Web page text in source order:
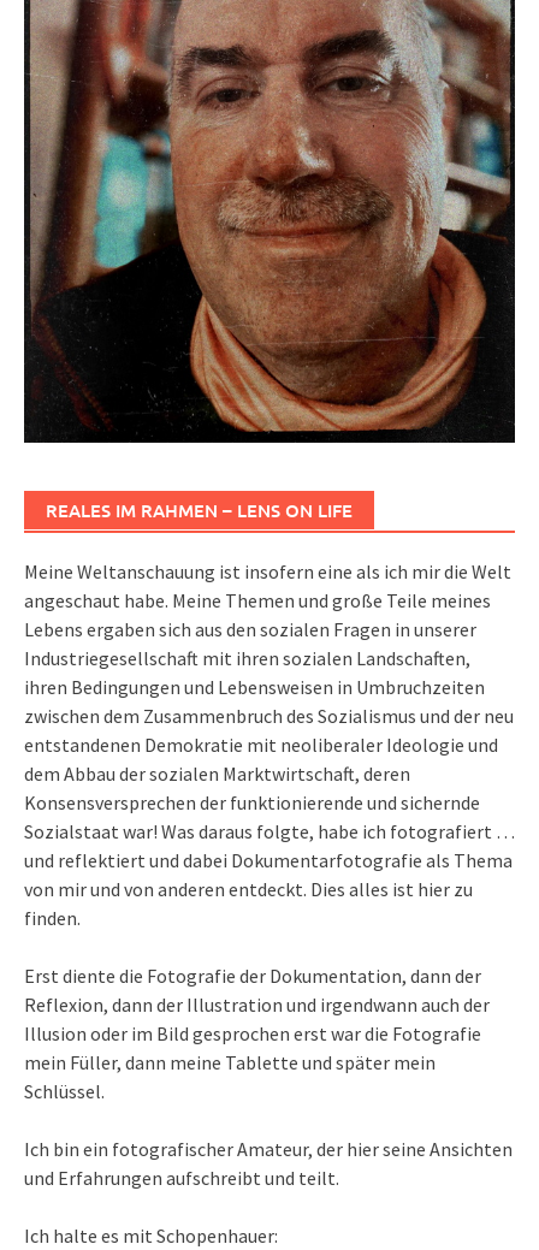
REALES IM RAHMEN – LENS ON LIFE
Meine Weltanschauung ist insofern eine als ich mir die Welt
angeschaut habe. Meine Themen und große Teile meines
Lebens ergaben sich aus den sozialen Fragen in unserer
Industriegesellschaft mit ihren sozialen Landschaften,
ihren Bedingungen und Lebensweisen in Umbruchzeiten
zwischen dem Zusammenbruch des Sozialismus und der neu
entstandenen Demokratie mit neoliberaler Ideologie und
dem Abbau der sozialen Marktwirtschaft, deren
Konsensversprechen der funktionierende und sichernde
Sozialstaat war! Was daraus folgte, habe ich fotografiert …
und reflektiert und dabei Dokumentarfotografie als Thema
von mir und von anderen entdeckt. Dies alles ist hier zu
finden.
Erst diente die Fotografie der Dokumentation, dann der
Reflexion, dann der Illustration und irgendwann auch der
Illusion oder im Bild gesprochen erst war die Fotografie
mein Füller, dann meine Tablette und später mein
Schlüssel.
Ich bin ein fotografischer Amateur, der hier seine Ansichten
und Erfahrungen aufschreibt und teilt.
Ich halte es mit Schopenhauer: